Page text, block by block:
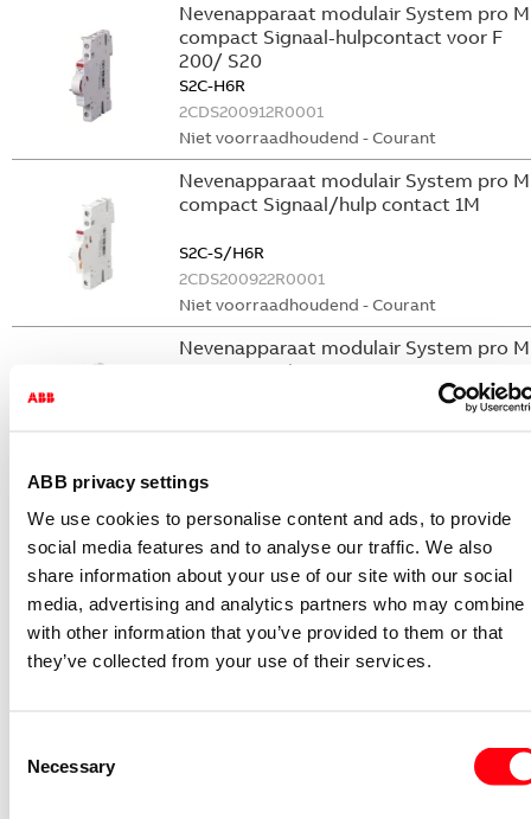
ABB privacy settings
We use cookies to personalise content and ads, to provide
social media features and to analyse our traffic. We also
share information about your use of our site with our social
media, advertising and analytics partners who may combine
with other information that you’ve provided to them or that
they’ve collected from your use of their services.
Selection
Necessary
Nevenapparaat modulair System pro M
compact Signaal-hulpcontact voor F
200/ S20
S2C-H6R
2CDS200912R0001
Niet voorraadhoudend - Courant
Nevenapparaat modulair System pro M
compact Signaal/hulp contact 1M
S2C-S/H6R
2CDS200922R0001
Niet voorraadhoudend - Courant
Nevenapparaat modulair System pro M
compact Hulpcontact
Nevenapparaat modulair System pro M
compact Hulpcontact 1M+1V
S2C-H11L
2CDS200936R0001
Niet voorraadhoudend - Courant